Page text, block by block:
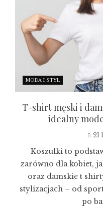
MODA I STYL
T-shirt męski i
idealny
21
Koszulki to
zarówno dla kobiet,
oraz damskie t
stylizacjach – od
po